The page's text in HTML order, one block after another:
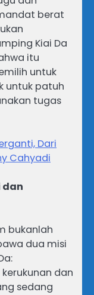
berat
Kiai Da
itu
untuk
untuk patuh
tugas
Dari
Cahyadi
dan
bukanlah
dua misi
kerukunan dan
sedang